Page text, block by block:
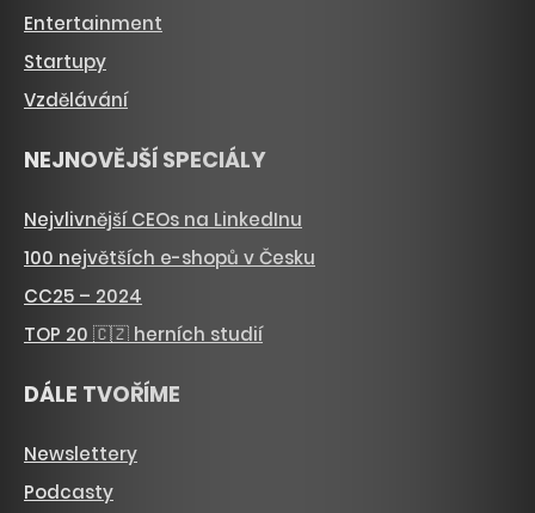
Entertainment
Startupy
Vzdělávání
NEJNOVĚJŠÍ SPECIÁLY
Nejvlivnější CEOs na LinkedInu
100 největších e-shopů v Česku
CC25 – 2024
TOP 20 🇨🇿 herních studií
DÁLE TVOŘÍME
Newslettery
Podcasty